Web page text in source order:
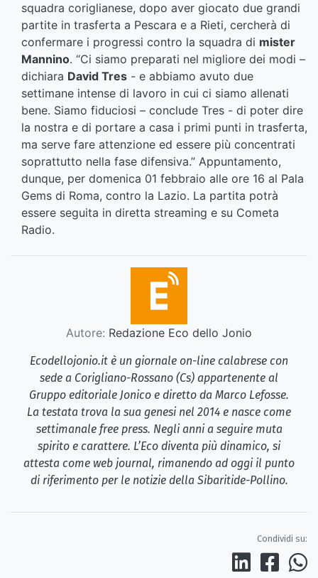
squadra coriglianese, dopo aver giocato due grandi
partite in trasferta a Pescara e a Rieti, cercherà di
confermare i progressi contro la squadra di mister
Mannino. “Ci siamo preparati nel migliore dei modi –
dichiara David Tres - e abbiamo avuto due
settimane intense di lavoro in cui ci siamo allenati
bene. Siamo fiduciosi – conclude Tres - di poter dire
la nostra e di portare a casa i primi punti in trasferta,
ma serve fare attenzione ed essere più concentrati
soprattutto nella fase difensiva.” Appuntamento,
dunque, per domenica 01 febbraio alle ore 16 al Pala
Gems di Roma, contro la Lazio. La partita potrà
essere seguita in diretta streaming e su Cometa
Radio.
Autore: Redazione Eco dello Jonio
Ecodellojonio.it è un giornale on-line calabrese con
sede a Corigliano-Rossano (Cs) appartenente al
Gruppo editoriale Jonico e diretto da Marco Lefosse.
La testata trova la sua genesi nel 2014 e nasce come
settimanale free press. Negli anni a seguire muta
spirito e carattere. L’Eco diventa più dinamico, si
attesta come web journal, rimanendo ad oggi il punto
di riferimento per le notizie della Sibaritide-Pollino.
Condividi su: